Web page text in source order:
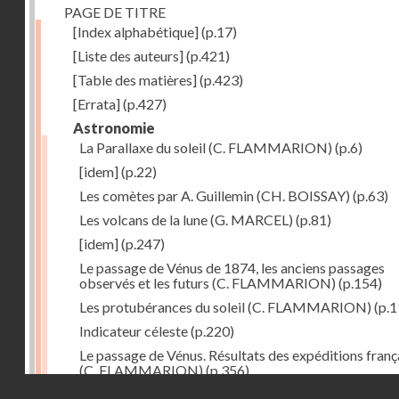
PAGE DE TITRE
[Index alphabétique](p.17)
[Liste des auteurs](p.421)
[Table des matières](p.423)
[Errata](p.427)
Astronomie
La Parallaxe du soleil (C. FLAMMARION) (p.6)
[idem](p.22)
Les comètes par A. Guillemin (CH. BOISSAY) (p.63)
Les volcans de la lune (G. MARCEL) (p.81)
[idem](p.247)
Le passage de Vénus de 1874, les anciens passages
observés et les futurs (C. FLAMMARION) (p.154)
Les protubérances du soleil (C. FLAMMARION)
Indicateur céleste(p.220)
Le passage de Vénus. Résultats des expéditions
(C. FLAMMARION) (p.356)